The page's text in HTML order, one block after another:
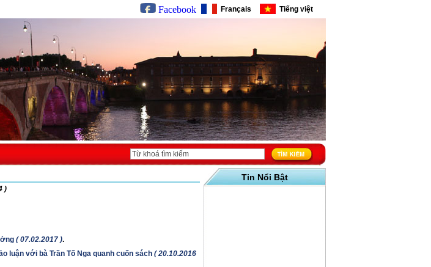
Facebook Français Tiếng việt
)
( 07.02.2017 ).
luận với bà Trần Tố Nga quanh cuốn sách ( 20.10.2016
Tin Nổi Bật